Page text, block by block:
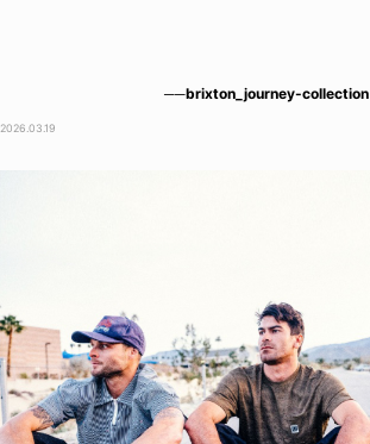
──brixton_journey-collection
2026.03.19